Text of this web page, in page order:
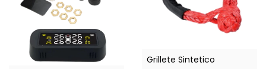
Grillete Sintetico